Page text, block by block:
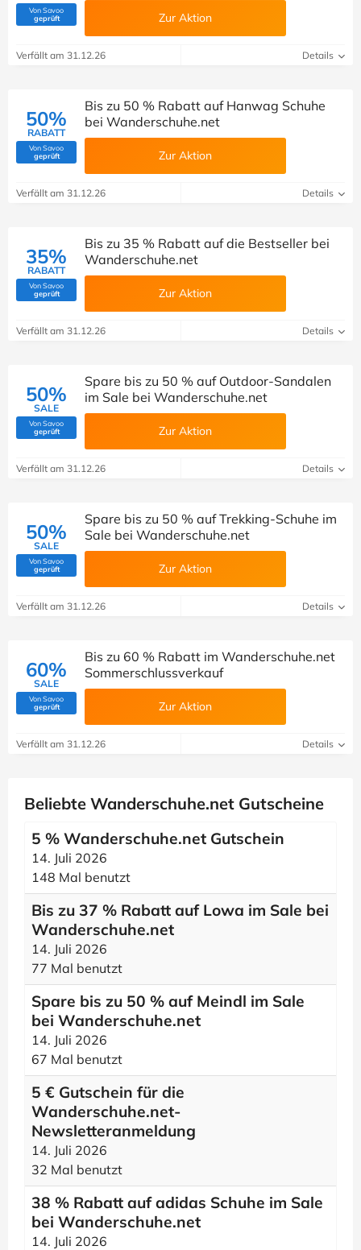
Von Savoo
geprüft(Von Savoo geprüft) Zur Aktion
Verfällt am 31.12.26 Details
50%
RABATT
Von Savoo
geprüft(Von Savoo geprüft)
Bis zu 50 % Rabatt auf Hanwag Schuhe
bei Wanderschuhe.net
Zur Aktion
Verfällt am 31.12.26 Details
35%
RABATT
Von Savoo
geprüft(Von Savoo geprüft)
Bis zu 35 % Rabatt auf die Bestseller bei
Wanderschuhe.net
Zur Aktion
Verfällt am 31.12.26 Details
50%
SALE
Von Savoo
geprüft(Von Savoo geprüft)
Spare bis zu 50 % auf Outdoor-Sandalen
im Sale bei Wanderschuhe.net
Zur Aktion
Verfällt am 31.12.26 Details
50%
SALE
Von Savoo
geprüft(Von Savoo geprüft)
Spare bis zu 50 % auf Trekking-Schuhe im
Sale bei Wanderschuhe.net
Zur Aktion
Verfällt am 31.12.26 Details
60%
SALE
Von Savoo
geprüft(Von Savoo geprüft)
Bis zu 60 % Rabatt im Wanderschuhe.net
Sommerschlussverkauf
Zur Aktion
Verfällt am 31.12.26 Details
Beliebte Wanderschuhe.net Gutscheine
5 % Wanderschuhe.net Gutschein
14. Juli 2026
148 Mal benutzt
Bis zu 37 % Rabatt auf Lowa im Sale bei
Wanderschuhe.net
14. Juli 2026
77 Mal benutzt
Spare bis zu 50 % auf Meindl im Sale
bei Wanderschuhe.net
14. Juli 2026
67 Mal benutzt
5 € Gutschein für die
Wanderschuhe.net-
Newsletteranmeldung
14. Juli 2026
32 Mal benutzt
38 % Rabatt auf adidas Schuhe im Sale
bei Wanderschuhe.net
14. Juli 2026